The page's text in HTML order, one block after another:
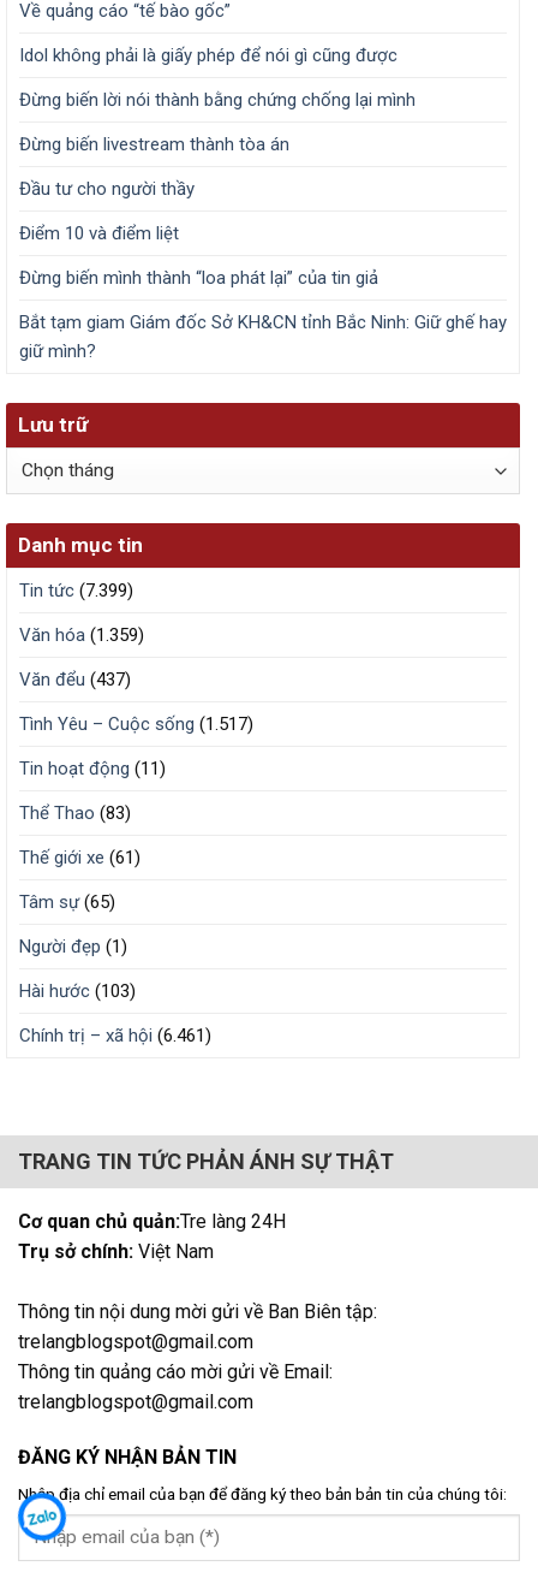
Về quảng cáo “tế bào gốc”
Idol không phải là giấy phép để nói gì cũng được
Đừng biến lời nói thành bằng chứng chống lại mình
Đừng biến livestream thành tòa án
Đầu tư cho người thầy
Điểm 10 và điểm liệt
Đừng biến mình thành “loa phát lại” của tin giả
Bắt tạm giam Giám đốc Sở KH&CN tỉnh Bắc Ninh: Giữ ghế hay
giữ mình?
Lưu trữ
Lưu
Danh mục tin
Tin tức (7.399)
Văn hóa (1.359)
Văn đểu (437)
Tình Yêu – Cuộc sống (1.517)
Tin hoạt động (11)
Thể Thao (83)
Thế giới xe (61)
Tâm sự(65)
Người đẹp (1)
Hài hước (103)
Chính trị – xã hội (6.461)
TRANG TIN TỨC PHẢN ÁNH SỰ THẬT
Cơ quan chủ quản:Tre làng 24H
Trụ sở chính: Việt Nam
Thông tin nội dung mời gửi về Ban Biên tập:
trelangblogspot@gmail.com
Thông tin quảng cáo mời gửi về Email:
trelangblogspot@gmail.com
ĐĂNG KÝ NHẬN BẢN TIN
Nhập địa chỉ email của bạn để đăng ký theo bản bản tin của chúng tôi: